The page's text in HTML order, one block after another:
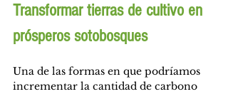
Transformar tierras de cultivo en
prósperos sotobosques
Una de las formas en que podríamos
incrementar la cantidad de carbono